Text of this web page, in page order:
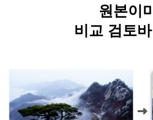
원본이
비교 검토